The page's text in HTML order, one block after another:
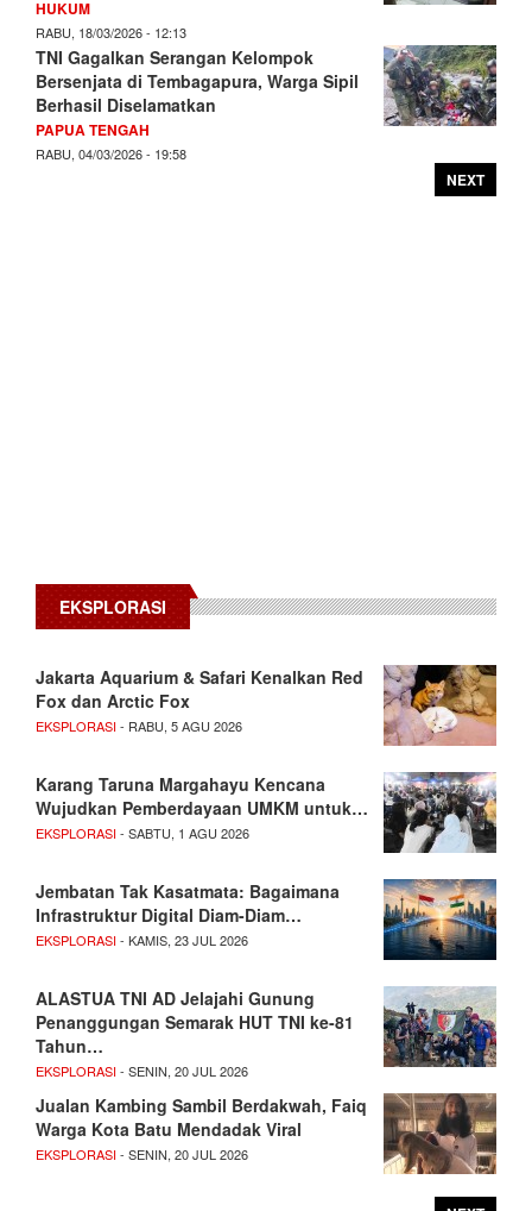
HUKUM
RABU, 18/03/2026 - 12:13
TNI Gagalkan Serangan Kelompok
Bersenjata di Tembagapura, Warga Sipil
Berhasil Diselamatkan
PAPUA TENGAH
RABU, 04/03/2026 - 19:58
NEXT
EKSPLORASI
Jakarta Aquarium & Safari Kenalkan Red
Fox dan Arctic Fox
EKSPLORASI- RABU, 5 AGU 2026
Karang Taruna Margahayu Kencana
Wujudkan Pemberdayaan UMKM untuk…
EKSPLORASI- SABTU, 1 AGU 2026
Jembatan Tak Kasatmata: Bagaimana
Infrastruktur Digital Diam-Diam…
EKSPLORASI- KAMIS, 23 JUL 2026
ALASTUA TNI AD Jelajahi Gunung
Penanggungan Semarak HUT TNI ke-81
Tahun…
EKSPLORASI- SENIN, 20 JUL 2026
Jualan Kambing Sambil Berdakwah, Faiq
Warga Kota Batu Mendadak Viral
EKSPLORASI- SENIN, 20 JUL 2026